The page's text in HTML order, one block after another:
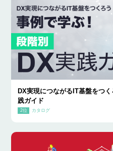
DX実現につながるIT基盤をつ
践ガイド
カタログ